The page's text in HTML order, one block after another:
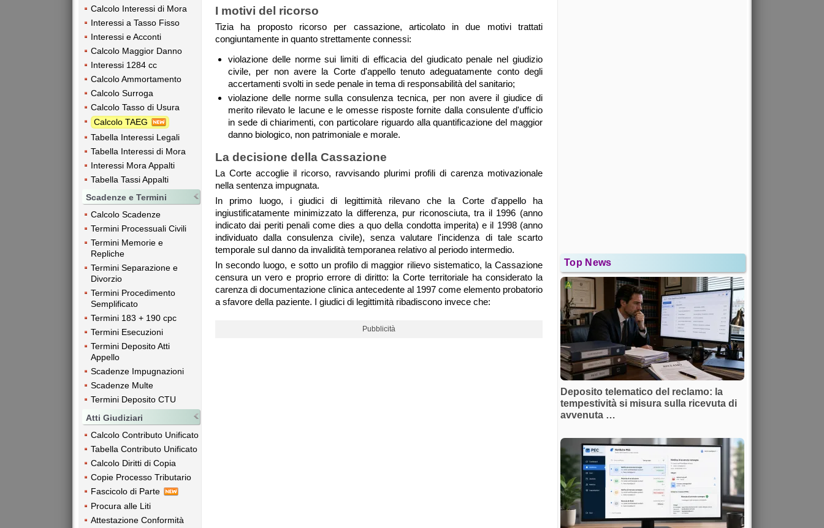
Calcolo Interessi di Mora
Interessi a Tasso Fisso
Interessi e Acconti
Calcolo Maggior Danno
Interessi 1284 cc
Calcolo Ammortamento
Calcolo Surroga
Calcolo Tasso di Usura
Calcolo TAEG
Tabella Interessi Legali
Tabella Interessi di Mora
Interessi Mora Appalti
Tabella Tassi Appalti
Scadenze e Termini
Calcolo Scadenze
Termini Processuali Civili
Termini Memorie e
Repliche
Termini Separazione e
Divorzio
Termini Procedimento
Semplificato
Termini 183 + 190 cpc
Termini Esecuzioni
Termini Deposito Atti
Appello
Scadenze Impugnazioni
Scadenze Multe
Termini Deposito CTU
Atti Giudiziari
Calcolo Contributo Unificato
Tabella Contributo Unificato
Calcolo Diritti di Copia
Copie Processo Tributario
Fascicolo di Parte
Procura alle Liti
Attestazione Conformità
I motivi del ricorso
Tizia ha proposto ricorso per cassazione, articolato in due motivi trattati
congiuntamente in quanto strettamente connessi:
violazione delle norme sui limiti di efficacia del giudicato penale nel giudizio
civile, per non avere la Corte d'appello tenuto adeguatamente conto degli
accertamenti svolti in sede penale in tema di responsabilità del sanitario;
violazione delle norme sulla consulenza tecnica, per non avere il giudice di
merito rilevato le lacune e le omesse risposte fornite dalla consulente d'ufficio
in sede di chiarimenti, con particolare riguardo alla quantificazione del maggior
danno biologico, non patrimoniale e morale.
La decisione della Cassazione
La Corte accoglie il ricorso, ravvisando plurimi profili di carenza motivazionale
nella sentenza impugnata.
In primo luogo, i giudici di legittimità rilevano che la Corte d'appello ha
ingiustificatamente minimizzato la differenza, pur riconosciuta, tra il 1996 (anno
indicato dai periti penali come dies a quo della condotta imperita) e il 1998 (anno
individuato dalla consulenza civile), senza valutare l'incidenza di tale scarto
temporale sul danno da invalidità temporanea relativo al periodo intermedio.
In secondo luogo, e sotto un profilo di maggior rilievo sistematico, la Cassazione
censura un vero e proprio errore di diritto: la Corte territoriale ha considerato la
carenza di documentazione clinica antecedente al 1997 come elemento probatorio
a sfavore della paziente. I giudici di legittimità ribadiscono invece che:
Pubblicità
Top News
Deposito telematico del reclamo: la
tempestività si misura sulla ricevuta di
avvenuta …